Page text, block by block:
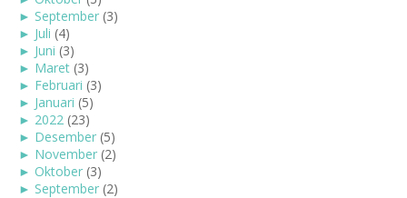
► September (3)
► Juli (4)
► Juni (3)
► Maret (3)
► Februari (3)
► Januari (5)
► 2022 (23)
► Desember (5)
► November (2)
► Oktober (3)
► September (2)